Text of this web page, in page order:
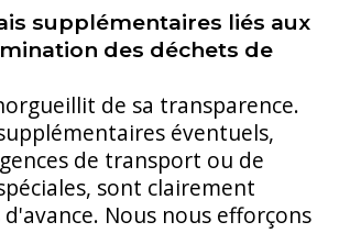
supplémentaires liés aux
des déchets de
de sa transparence.
éventuels,
de transport ou de
sont clairement
Nous nous efforçons